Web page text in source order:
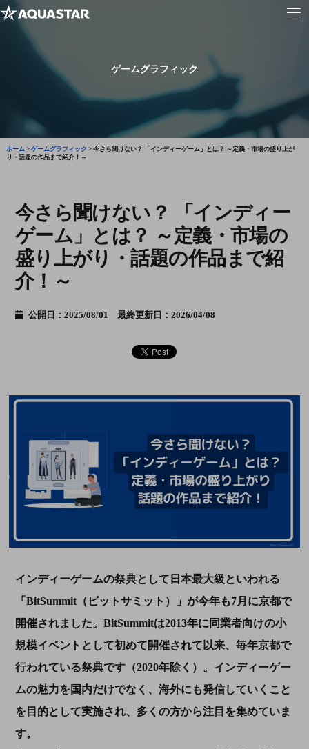
ゲームグラフィック
ホーム> ゲームグラフィック > 今さら聞けない？ 「インディーゲーム」とは？ ～定義・市場の盛り上が
り・話題の作品まで紹介！～
今さら聞けない？ 「インディー
ゲーム」とは？ ～定義・市場の
盛り上がり・話題の作品まで紹
介！～
公開日：2025/08/01 最終更新日：2026/04/08
インディーゲームの祭典として日本最大級といわれる
「BitSummit（ビットサミット）」が今年も7月に京都で
開催されました。BitSummitは2013年に同業者向けの小
規模イベントとして初めて開催されて以来、毎年京都で
行われている祭典です（2020年除く）。インディーゲー
ムの魅力を国内だけでなく、海外にも発信していくこと
を目的として実施され、多くの方から注目を集めていま
す。